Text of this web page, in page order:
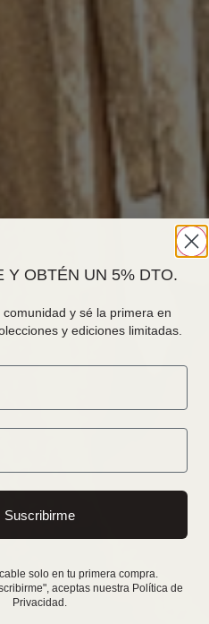
Y OBTÉN UN 5% DTO.
y sé la primera en
y ediciones limitadas.
Suscribirme
solo en tu primera compra.
aceptas nuestra Política de
Privacidad.